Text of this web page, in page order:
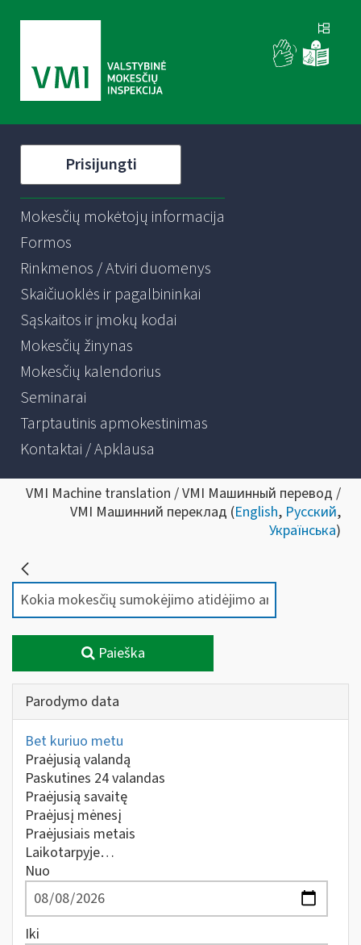
Prisijungti
Mokesčių mokėtojų informacija
Formos
Rinkmenos / Atviri duomenys
Skaičiuoklės ir pagalbininkai
Sąskaitos ir įmokų kodai
Mokesčių žinynas
Mokesčių kalendorius
Seminarai
Tarptautinis apmokestinimas
Kontaktai / Apklausa
VMI Machine translation / VMI Машинный перевод /
VMI Машинний переклад (English, Русский,
Українська)
Paieška
Parodymo data
Bet kuriuo metu
Praėjusią valandą
Paskutines 24 valandas
Praėjusią savaitę
Praėjusį mėnesį
Praėjusiais metais
Laikotarpyje…
Nuo
Iki